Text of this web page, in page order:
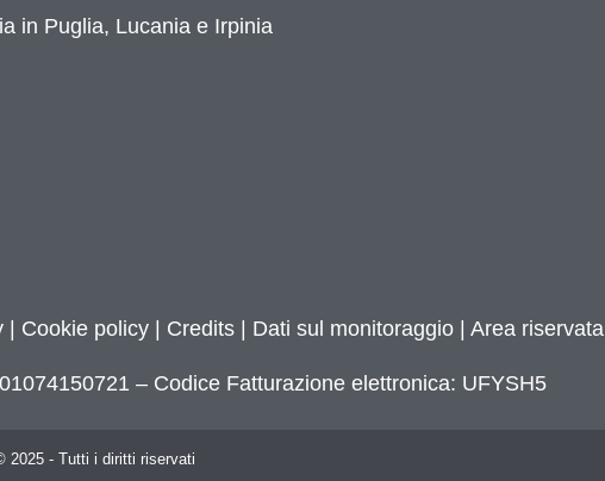
in Puglia, Lucania e Irpinia
| Cookie policy| Credits| Dati sul monitoraggio | Area riservata
– Codice Fatturazione elettronica: UFYSH5
2025 - Tutti i diritti riservati